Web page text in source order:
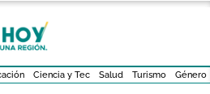
Ciencia y Tec Salud Turismo Género